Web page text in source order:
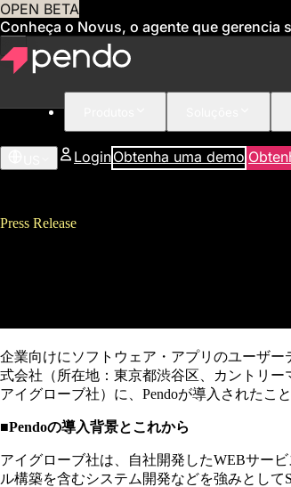
OPEN BETA
Conheça o Novus, o agente que gerencia
LoginObtenha uma demo
Press Release
企業向けにソフトウェア・アプリのユーザー
式会社（所在地：東京都渋谷区、カントリ
アイグローブ社）に、Pendoが導入されたこ
■Pendoの導入背景とこれから
アイグローブ社は、自社開発したWEBサー
ル構築を含むシステム開発などを強みとし